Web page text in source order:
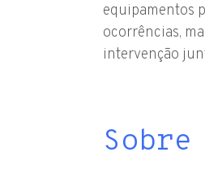
equipamentos
ocorrências,
intervenção